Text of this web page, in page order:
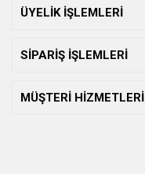
ÜYELİK İŞLEMLERİ
SİPARİŞ İŞLEMLERİ
MÜŞTERİ HİZMETLERİ